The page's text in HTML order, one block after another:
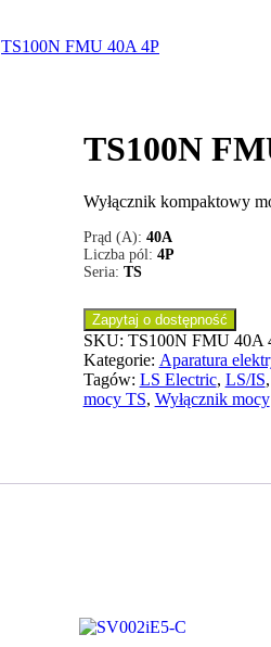
TS100N FMU 40A 4P
TS100N
Wyłącznik kompaktowy
Prąd (A): 40A
Liczba pól: 4P
Seria: TS
Zapytaj o dostępność
SKU: TS100N FMU 40A
Kategorie: Aparatura
Tagów: LS Electric, LS/IS,
mocy TS, Wyłącznik mocy